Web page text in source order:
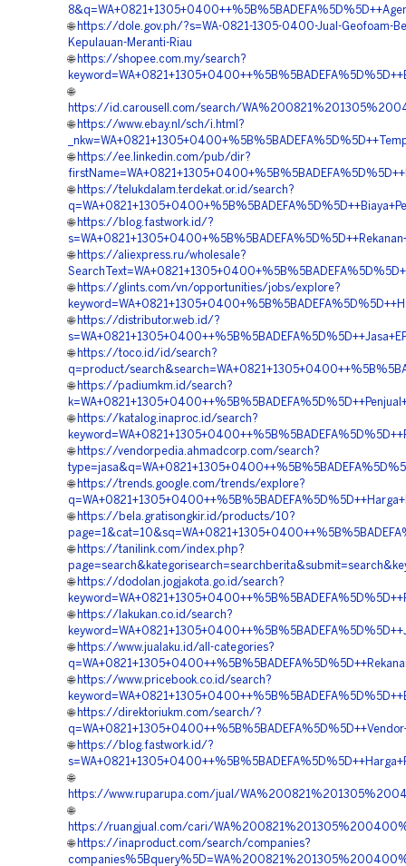
🌐 https://dole.gov.ph/?s=WA-0821-1305-0400-Jual-Geofoam-
Kepulauan-Meranti-Riau
🌐 https://shopee.com.my/search?
🌐
https://id.carousell.com/search/
🌐 https://www.ebay.nl/sch/i.html?
🌐 https://ee.linkedin.com/pub/dir?
🌐 https://telukdalam.terdekat.or.id/search?
🌐 https://blog.fastwork.id/?
🌐 https://aliexpress.ru/wholesale?
🌐 https://glints.com/vn/opportunities/jobs/explore?
🌐 https://distributor.web.id/?
🌐 https://toco.id/id/search?
q=product/
🌐 https://padiumkm.id/search?
🌐 https://katalog.inaproc.id/search?
🌐 https://vendorpedia.ahmadcorp.com/search?
🌐 https://trends.google.com/trends/explore?
🌐 https://bela.gratisongkir.id/products/10?
🌐 https://tanilink.com/index.php?
🌐 https://dodolan.jogjakota.go.id/search?
🌐 https://lakukan.co.id/search?
🌐 https://www.jualaku.id/all-categories?
🌐 https://www.pricebook.co.id/search?
🌐 https://direktoriukm.com/search/?
🌐 https://blog.fastwork.id/?
🌐
https://www.ruparupa.com/jual/
🌐
https://ruangjual.com/cari/
🌐 https://inaproduct.com/search/companies?